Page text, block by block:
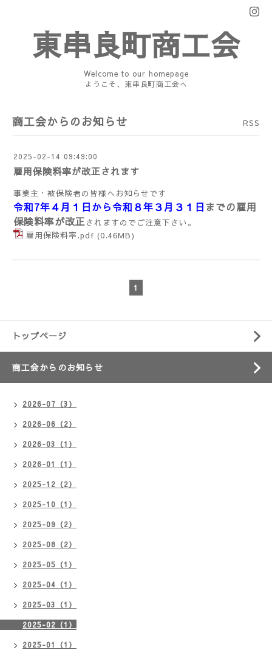
東串良町商工会
Welcome to our homepage
ようこそ、東串良町商工会へ
商工会からのお知らせ RSS
2025-02-14 09:49:00
雇用保険料率が改正されます
事業主・被保険者の皆様へお知らせです
令和7年４月１日から令和８年３月３１日 までの雇用
保険料率が改正されますのでご注意下さい。
雇用保険料率.pdf (0.46MB)
1
トップページ
商工会からのお知らせ
2026-07（3）
2026-06（2）
2026-03（1）
2026-01（1）
2025-12（2）
2025-10（1）
2025-09（2）
2025-08（2）
2025-05（1）
2025-04（1）
2025-03（1）
2025-02（1）
2025-01（1）